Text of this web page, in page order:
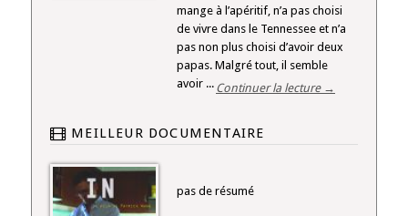
mange à l’apéritif, n’a pas choisi
de vivre dans le Tennessee et n’a
pas non plus choisi d’avoir deux
papas. Malgré tout, il semble
avoir ... Continuer la lecture →
MEILLEUR DOCUMENTAIRE
pas de résumé